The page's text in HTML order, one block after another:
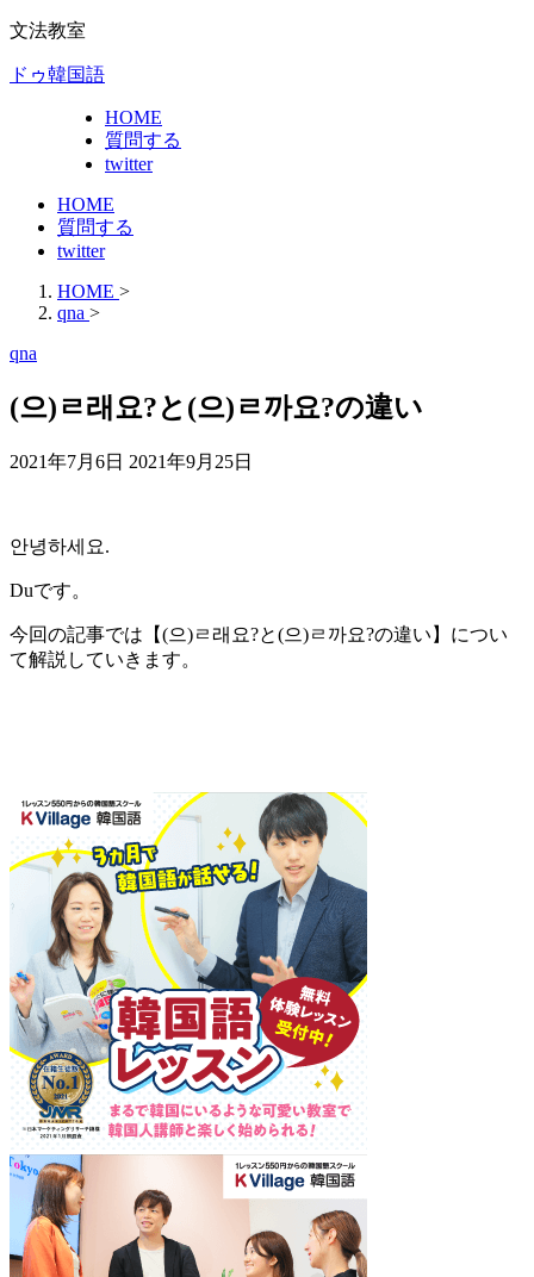
文法教室
ドゥ韓国語
HOME
質問する
twitter
HOME
質問する
twitter
HOME >
qna >
qna
(으)ㄹ래요?と(으)ㄹ까요?の違い
2021年7月6日 2021年9月25日
안녕하세요.
Duです。
今回の記事では 【(으)ㄹ래요?と(으)ㄹ까요?の違い】 につい
て解説していきます。